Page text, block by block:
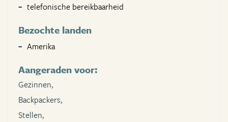
telefonische bereikbaarheid
Bezochte landen
Amerika
Aangeraden voor:
Gezinnen,
Backpackers,
Stellen,